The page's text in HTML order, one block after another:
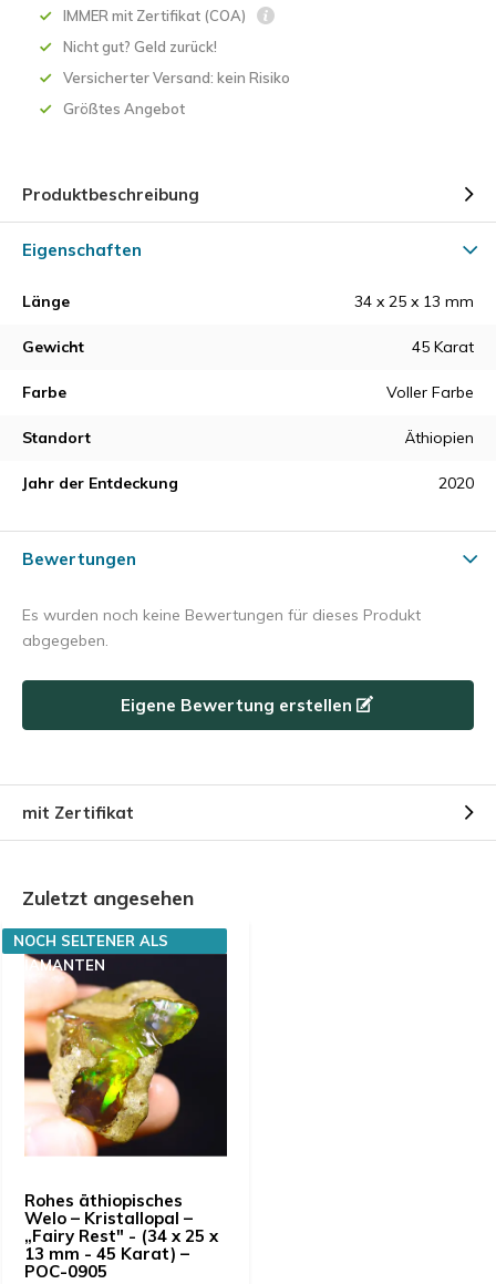
IMMER mit Zertifikat (COA)
Nicht gut? Geld zurück!
Versicherter Versand: kein Risiko
Größtes Angebot
Produktbeschreibung
Eigenschaften
Länge 34 x 25 x 13 mm
Gewicht 45 Karat
Farbe Voller Farbe
Standort Äthiopien
Jahr der Entdeckung 2020
Bewertungen
Es wurden noch keine Bewertungen für dieses Produkt
abgegeben.
Eigene Bewertung erstellen
mit Zertifikat
Zuletzt angesehen
Rohes äthiopisches
Welo – Kristallopal –
„Fairy Rest" - (34 x 25 x
13 mm - 45 Karat) –
POC-0905
NOCH SELTENER ALS
DIAMANTEN